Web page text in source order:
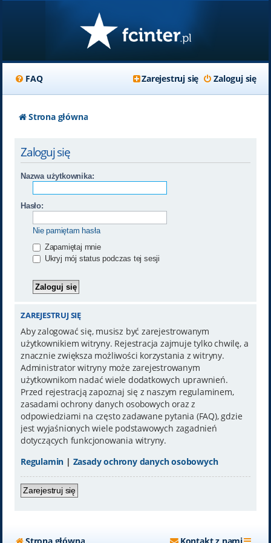
FAQ Zaloguj się
Zarejestruj się
Strona główna
Zaloguj się
Nazwa użytkownika:
Hasło:
Nie pamiętam hasła
Zapamiętaj mnie
Ukryj mój status podczas tej sesji
ZAREJESTRUJ SIĘ
Aby zalogować się, musisz być zarejestrowanym
użytkownikiem witryny. Rejestracja zajmuje tylko chwilę, a
znacznie zwiększa możliwości korzystania z witryny.
Administrator witryny może zarejestrowanym
użytkownikom nadać wiele dodatkowych uprawnień.
Przed rejestracją zapoznaj się z naszym regulaminem,
zasadami ochrony danych osobowych oraz z
odpowiedziami na często zadawane pytania (FAQ), gdzie
jest wyjaśnionych wiele podstawowych zagadnień
dotyczących funkcjonowania witryny.
Regulamin | Zasady ochrony danych osobowych
Zarejestruj się
Strona główna Kontakt z nami